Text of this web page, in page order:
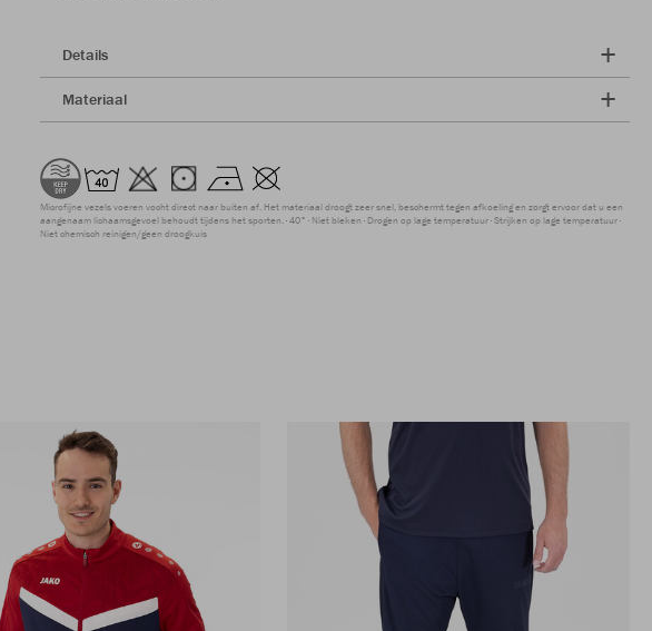
Details
Materiaal
Microfijne vezels voeren vocht direct naar buiten af. Het materiaal droogt zeer snel, beschermt tegen afkoeling en zorgt ervoor dat u een
aangenaam lichaamsgevoel behoudt tijdens het sporten. 40° Niet bleken Drogen op lage temperatuur Strijken op lage temperatuur
Niet chemisch reinigen/geen droogkuis